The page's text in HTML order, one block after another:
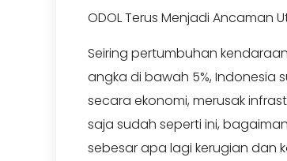
ODOL Terus Menjadi Ancaman
Seiring pertumbuhan
angka di bawah 5%, Indonesia
secara ekonomi, merusak
saja sudah seperti ini,
sebesar apa lagi kerugian dan